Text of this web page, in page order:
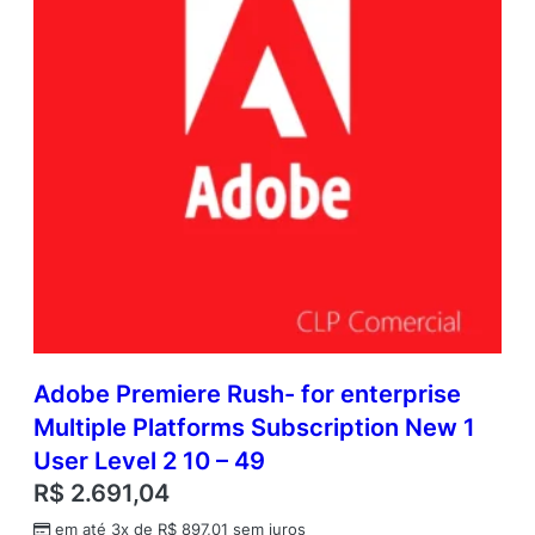
Adobe Premiere Rush- for enterprise
Multiple Platforms Subscription New 1
User Level 2 10 – 49
R$ 2.691,04
em até 3x de R$ 897,01 sem juros